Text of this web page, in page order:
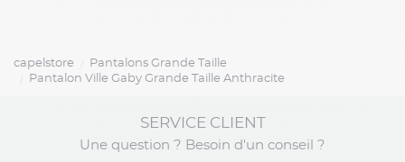
capelstore
Pantalons Grande Taille
Pantalon Ville Gaby Grande Taille Anthracite
SERVICE CLIENT
Une question ? Besoin d'un conseil ?